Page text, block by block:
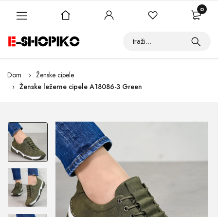
Dom
Ženske cipele
Ženske ležerne cipele A18086-3 Green
0